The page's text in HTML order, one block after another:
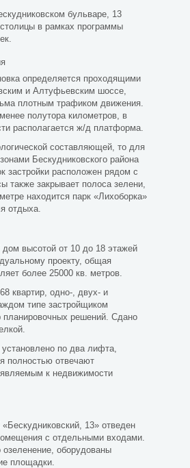
бульваре, 13
в рамках программы
определяется проходящими
и Алтуфьевским шоссе,
плотным трафиком движения.
полутора километров, в
располагается ж/д платформа.
составляющей, то для
Бескудниковского района
застройки расположен рядом с
также закрывает полоса зелени,
находится парк «Лихоборка»
отдыха.
высотой от 10 до 18 этажей
проекту, общая
более 25000 кв. метров.
квартир, одно-, двух- и
типе застройщиком
планировочных решений. Сдано
по два лифта,
полностью отвечают
к недвижимости
13» отведен
с отдельными входами.
оборудованы
площадки.